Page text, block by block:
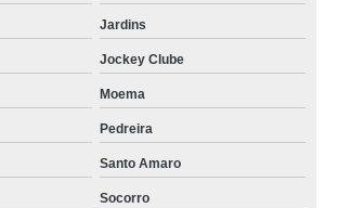
Jardins
Jockey Clube
Moema
Pedreira
Santo Amaro
Socorro